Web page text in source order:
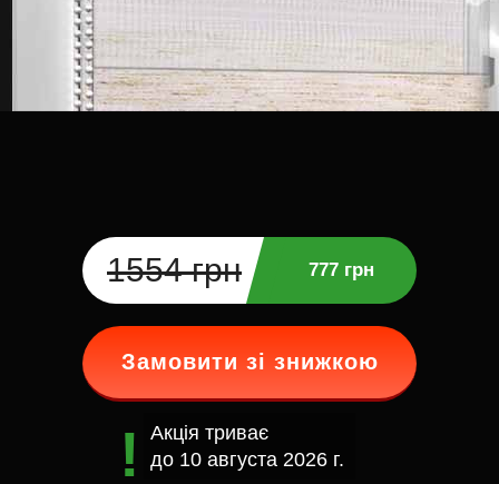
1554 грн 777 грн
Замовити зі знижкою
Акція триває
до 10 августа 2026 г.